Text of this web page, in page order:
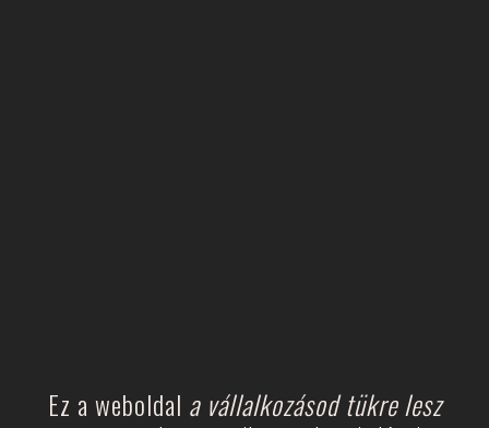
Ez a weboldal a vállalkozásod tükre lesz